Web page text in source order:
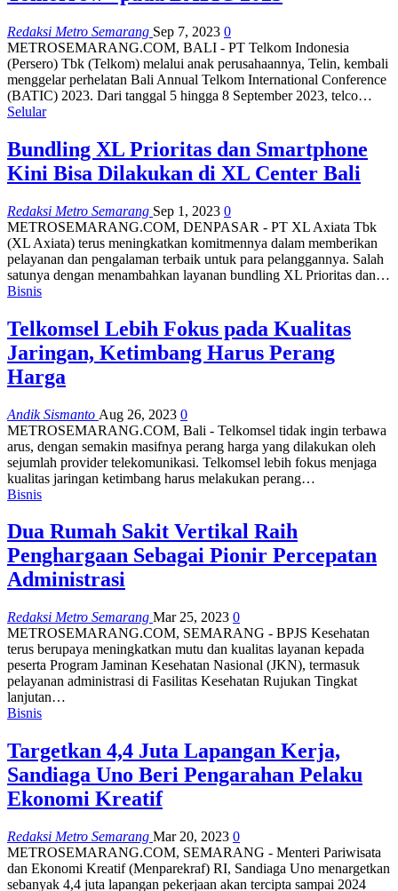
Redaksi Metro Semarang Sep 7, 2023 0
METROSEMARANG.COM, BALI - PT Telkom Indonesia
(Persero) Tbk (Telkom) melalui anak perusahaannya, Telin, kembali
menggelar perhelatan Bali Annual Telkom International Conference
(BATIC) 2023. Dari tanggal 5 hingga 8 September 2023, telco…
Selular
Bundling XL Prioritas dan Smartphone
Kini Bisa Dilakukan di XL Center Bali
Redaksi Metro Semarang Sep 1, 2023 0
METROSEMARANG.COM, DENPASAR - PT XL Axiata Tbk
(XL Axiata) terus meningkatkan komitmennya dalam memberikan
pelayanan dan pengalaman terbaik untuk para pelanggannya. Salah
satunya dengan menambahkan layanan bundling XL Prioritas dan…
Bisnis
Telkomsel Lebih Fokus pada Kualitas
Jaringan, Ketimbang Harus Perang
Harga
Andik Sismanto Aug 26, 2023 0
METROSEMARANG.COM, Bali - Telkomsel tidak ingin terbawa
arus, dengan semakin masifnya perang harga yang dilakukan oleh
sejumlah provider telekomunikasi. Telkomsel lebih fokus menjaga
kualitas jaringan ketimbang harus melakukan perang…
Bisnis
Dua Rumah Sakit Vertikal Raih
Penghargaan Sebagai Pionir Percepatan
Administrasi
Redaksi Metro Semarang Mar 25, 2023 0
METROSEMARANG.COM, SEMARANG - BPJS Kesehatan
terus berupaya meningkatkan mutu dan kualitas layanan kepada
peserta Program Jaminan Kesehatan Nasional (JKN), termasuk
pelayanan administrasi di Fasilitas Kesehatan Rujukan Tingkat
lanjutan…
Bisnis
Targetkan 4,4 Juta Lapangan Kerja,
Sandiaga Uno Beri Pengarahan Pelaku
Ekonomi Kreatif
Redaksi Metro Semarang Mar 20, 2023 0
METROSEMARANG.COM, SEMARANG - Menteri Pariwisata
dan Ekonomi Kreatif (Menparekraf) RI, Sandiaga Uno menargetkan
sebanyak 4,4 juta lapangan pekerjaan akan tercipta sampai 2024